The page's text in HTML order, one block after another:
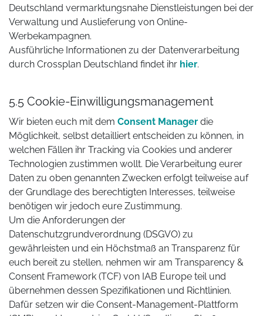
Deutschland vermarktungsnahe Dienstleistungen bei der
Verwaltung und Auslieferung von Online-
Werbekampagnen.
Ausführliche Informationen zu der Datenverarbeitung
durch Crossplan Deutschland findet ihr hier.
5.5 Cookie-Einwilligungsmanagement
Wir bieten euch mit dem Consent Manager die
Möglichkeit, selbst detailliert entscheiden zu können, in
welchen Fällen ihr Tracking via Cookies und anderer
Technologien zustimmen wollt. Die Verarbeitung eurer
Daten zu oben genannten Zwecken erfolgt teilweise auf
der Grundlage des berechtigten Interesses, teilweise
benötigen wir jedoch eure Zustimmung.
Um die Anforderungen der
Datenschutzgrundverordnung (DSGVO) zu
gewährleisten und ein Höchstmaß an Transparenz für
euch bereit zu stellen, nehmen wir am Transparency &
Consent Framework (TCF) von IAB Europe teil und
übernehmen dessen Spezifikationen und Richtlinien.
Dafür setzen wir die Consent-Management-Plattform